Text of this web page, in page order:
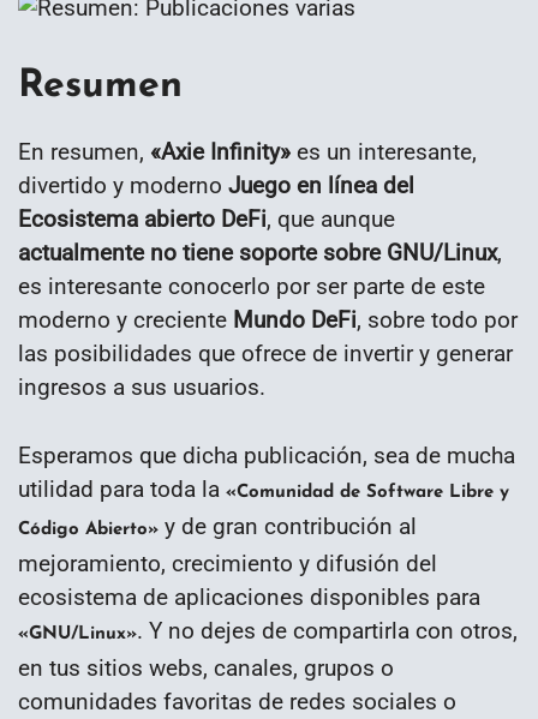
Resumen
En resumen, «Axie Infinity» es un interesante,
divertido y moderno Juego en línea del
Ecosistema abierto DeFi, que aunque
actualmente no tiene soporte sobre GNU/Linux,
es interesante conocerlo por ser parte de este
moderno y creciente Mundo DeFi, sobre todo por
las posibilidades que ofrece de invertir y generar
ingresos a sus usuarios.
Esperamos que dicha publicación, sea de mucha
utilidad para toda la «Comunidad de Software Libre y
Código Abierto» y de gran contribución al
mejoramiento, crecimiento y difusión del
ecosistema de aplicaciones disponibles para
«GNU/Linux». Y no dejes de compartirla con otros,
en tus sitios webs, canales, grupos o
comunidades favoritas de redes sociales o